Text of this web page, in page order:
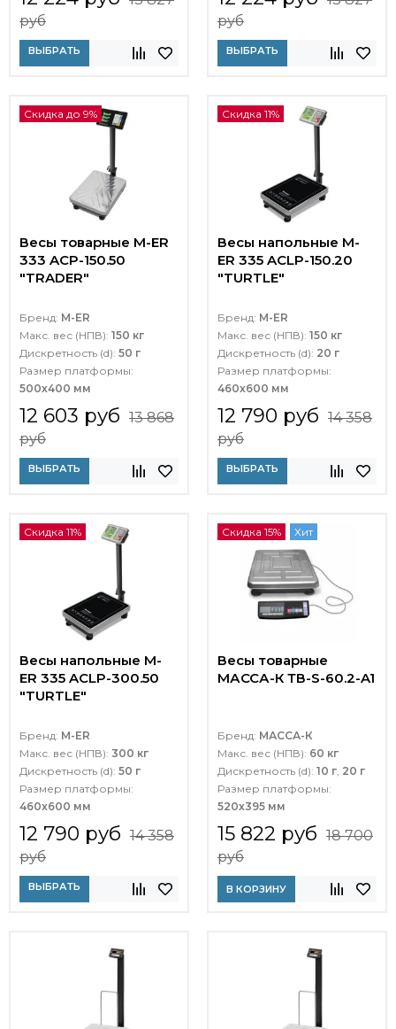
руб
ВЫБРАТЬ
руб
ВЫБРАТЬ
Скидка до 9%
Весы товарные M-ER
333 ACP-150.50
"TRADER"
Бренд: M-ER
Макс. вес (НПВ): 150 кг
Дискретность (d): 50 г
Размер платформы:
500х400 мм
12 603 руб 13 868
руб
ВЫБРАТЬ
Скидка 11%
Весы напольные M-
ER 335 ACLP-150.20
"TURTLE"
Бренд: M-ER
Макс. вес (НПВ): 150 кг
Дискретность (d): 20 г
Размер платформы:
460x600 мм
12 790 руб 14 358
руб
ВЫБРАТЬ
Скидка 11%
Весы напольные M-
ER 335 ACLP-300.50
"TURTLE"
Бренд: M-ER
Макс. вес (НПВ): 300 кг
Дискретность (d): 50 г
Размер платформы:
460x600 мм
12 790 руб 14 358
руб
ВЫБРАТЬ
Скидка 15% Хит
Весы товарные
МАССА-К ТВ-S-60.2-A1
Бренд: МАССА-К
Макс. вес (НПВ): 60 кг
Дискретность (d): 10 г, 20 г
Размер платформы:
520х395 мм
15 822 руб 18 700
руб
В КОРЗИНУ